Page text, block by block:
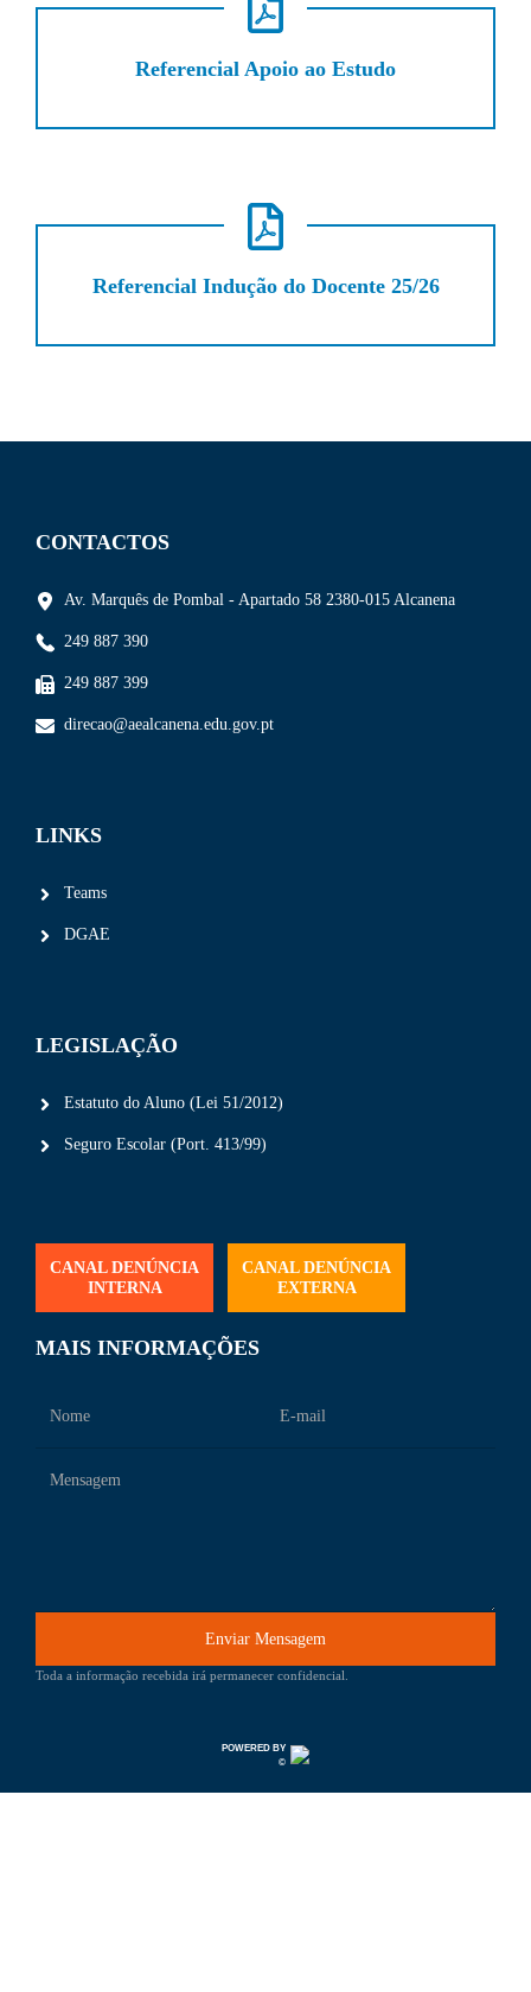
Referencial Apoio ao Estudo
Referencial Indução do Docente 25/26
CONTACTOS
Av. Marquês de Pombal - Apartado 58 2380-015 Alcanena
249 887 390
249 887 399
direcao@aealcanena.edu.gov.pt
LINKS
Teams
DGAE
LEGISLAÇÃO
Estatuto do Aluno (Lei 51/2012)
Seguro Escolar (Port. 413/99)
CANAL DENÚNCIA
INTERNA
CANAL DENÚNCIA
EXTERNA
MAIS INFORMAÇÕES
Enviar Mensagem
Toda a informação recebida irá permanecer confidencial.
POWERED BY
©